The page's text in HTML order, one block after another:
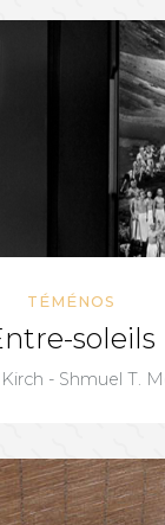
TÉMÉNOS
soleils
- Shmuel T.